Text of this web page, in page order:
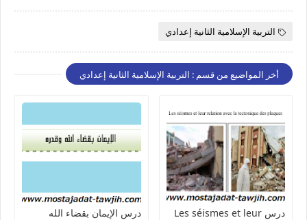
التربية الإسلامية الثانية إعدادي
أخر المواضيع من قسم : التربية الإسلامية الثانية إعدادي
درس Les séismes et leur
درس الإيمان بقضاء الله